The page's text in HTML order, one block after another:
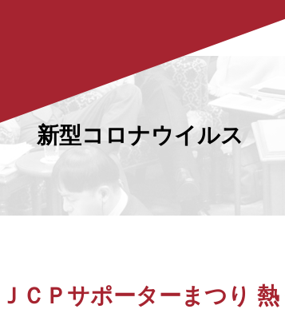
新型コロナウイルス
ＪＣＰサポーターまつり